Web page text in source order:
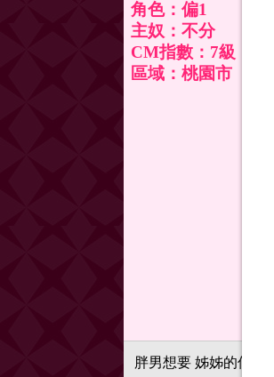
角色：偏1
主奴：不分
CM指數：7級
區域：桃園市
胖男想要 姊姊的仙女棒